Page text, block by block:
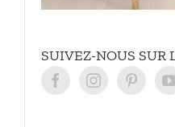
SUIVEZ-NOUS SUR